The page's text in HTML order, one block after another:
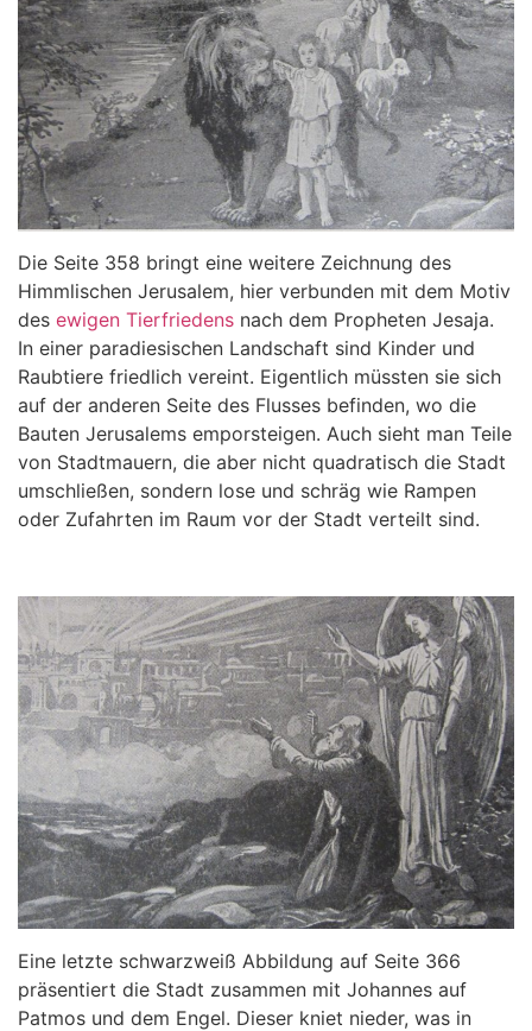
Die Seite 358 bringt eine weitere Zeichnung des
Himmlischen Jerusalem, hier verbunden mit dem Motiv
des ewigen Tierfriedens nach dem Propheten Jesaja.
In einer paradiesischen Landschaft sind Kinder und
Raubtiere friedlich vereint. Eigentlich müssten sie sich
auf der anderen Seite des Flusses befinden, wo die
Bauten Jerusalems emporsteigen. Auch sieht man Teile
von Stadtmauern, die aber nicht quadratisch die Stadt
umschließen, sondern lose und schräg wie Rampen
oder Zufahrten im Raum vor der Stadt verteilt sind.
Eine letzte schwarzweiß Abbildung auf Seite 366
präsentiert die Stadt zusammen mit Johannes auf
Patmos und dem Engel. Dieser kniet nieder, was in